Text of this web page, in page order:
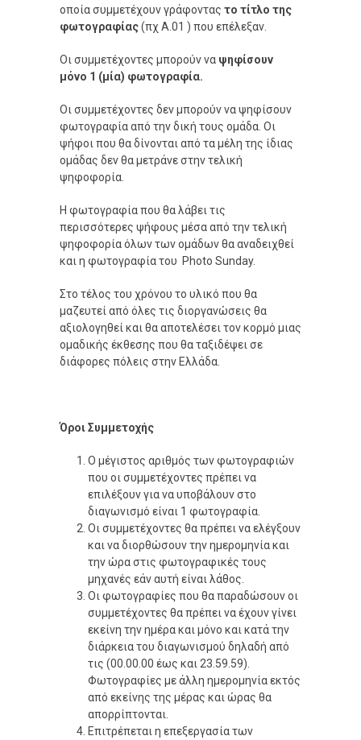
οποία συμμετέχουν γράφοντας το τίτλο της
φωτογραφίας(πχ A.01 ) που επέλεξαν.
Οι συμμετέχοντες μπορούν να ψηφίσουν
μόνο 1 (μία) φωτογραφία.
Οι συμμετέχοντες δεν μπορούν να ψηφίσουν
φωτογραφία από την δική τους ομάδα. Οι
ψήφοι που θα δίνονται από τα μέλη της ίδιας
ομάδας δεν θα μετράνε στην τελική
ψηφοφορία.
Η φωτογραφία που θα λάβει τις
περισσότερες ψήφους μέσα από την τελική
ψηφοφορία όλων των ομάδων θα αναδειχθεί
και η φωτογραφία του Photo Sunday.
Στο τέλος του χρόνου το υλικό που θα
μαζευτεί από όλες τις διοργανώσεις θα
αξιολογηθεί και θα αποτελέσει τον κορμό μιας
ομαδικής έκθεσης που θα ταξιδέψει σε
διάφορες πόλεις στην Ελλάδα.
Όροι Συμμετοχής
Ο μέγιστος αριθμός των φωτογραφιών
που οι συμμετέχοντες πρέπει να
επιλέξουν για να υποβάλουν στο
διαγωνισμό είναι 1 φωτογραφία.
Οι συμμετέχοντες θα πρέπει να ελέγξουν
και να διορθώσουν την ημερομηνία και
την ώρα στις φωτογραφικές τους
μηχανές εάν αυτή είναι λάθος.
Οι φωτογραφίες που θα παραδώσουν οι
συμμετέχοντες θα πρέπει να έχουν γίνει
εκείνη την ημέρα και μόνο και κατά την
διάρκεια του διαγωνισμού δηλαδή από
τις (00.00.00 έως και 23.59.59).
Φωτογραφίες με άλλη ημερομηνία εκτός
από εκείνης της μέρας και ώρας θα
απορρίπτονται.
Επιτρέπεται η επεξεργασία των